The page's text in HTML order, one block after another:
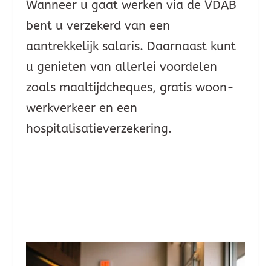
Wanneer u gaat werken via de VDAB
bent u verzekerd van een
aantrekkelijk salaris. Daarnaast kunt
u genieten van allerlei voordelen
zoals maaltijdcheques, gratis woon-
werkverkeer en een
hospitalisatieverzekering.